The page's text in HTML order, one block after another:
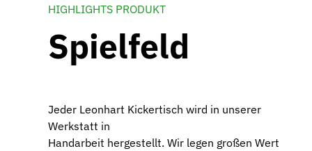
HIGHLIGHTS PRODUKT
Spielfeld
Jeder Leonhart Kickertisch wird in unserer
Werkstatt in
Handarbeit hergestellt. Wir legen großen Wert